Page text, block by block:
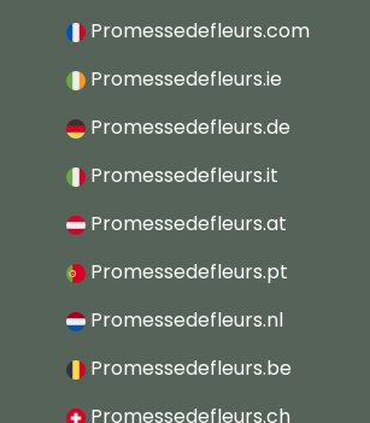
Promessedefleurs.com
Promessedefleurs.ie
Promessedefleurs.de
Promessedefleurs.it
Promessedefleurs.at
Promessedefleurs.pt
Promessedefleurs.nl
Promessedefleurs.be
Promessedefleurs.ch